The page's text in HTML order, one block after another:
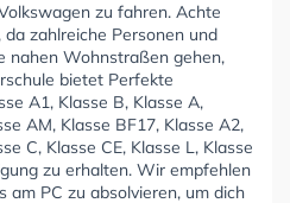
zu fahren. Achte
zahlreiche Personen und
nahen Wohnstraßen gehen,
bietet Perfekte
A1, Klasse B, Klasse A,
AM, Klasse BF17, Klasse A2,
C, Klasse CE, Klasse L, Klasse
zu erhalten. Wir empfehlen
PC zu absolvieren, um dich